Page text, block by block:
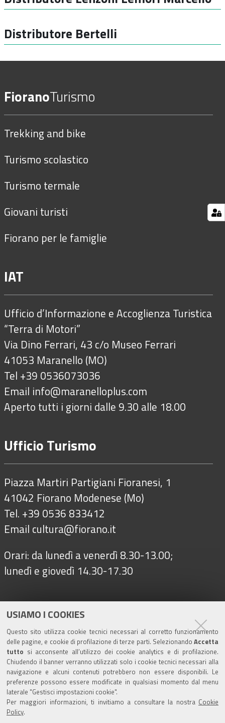
USIAMO I COOKIES
Questo sito utilizza cookie tecnici necessari al corretto funzionamento
delle pagine, e cookie di profilazione di terze parti. Selezionando Accetta
tutto si acconsente all’utilizzo dei cookie analytics e di profilazione.
Chiudendo il banner verranno utilizzati solo i cookie tecnici necessari alla
navigazione e alcuni contenuti potrebbero non essere disponibili. Le
preferenze possono essere modificate in qualsiasi momento dal menu
laterale "Gestisci impostazioni cookie".
Per maggiori informazioni, ti invitiamo a consultare la nostra Cookie
Policy.
Distributore Bertelli
FioranoTurismo
Trekking and bike
Turismo scolastico
Turismo termale
Giovani turisti
Fiorano per le famiglie
IAT
Ufficio d’Informazione e Accoglienza Turistica
“Terra di Motori”
Via Dino Ferrari, 43 c/o Museo Ferrari
41053 Maranello (MO)
Tel +39 0536073036
Email info@maranelloplus.com
Aperto tutti i giorni dalle 9.30 alle 18.00
Ufficio Turismo
Piazza Martiri Partigiani Fioranesi, 1
41042 Fiorano Modenese (Mo)
Tel. +39 0536 833412
Email cultura@fiorano.it
Orari: da lunedì a venerdì 8.30-13.00;
lunedì e giovedì 14.30-17.30
Seguici su
Turismo
Riserva di Nirano
Castello di Spezzano